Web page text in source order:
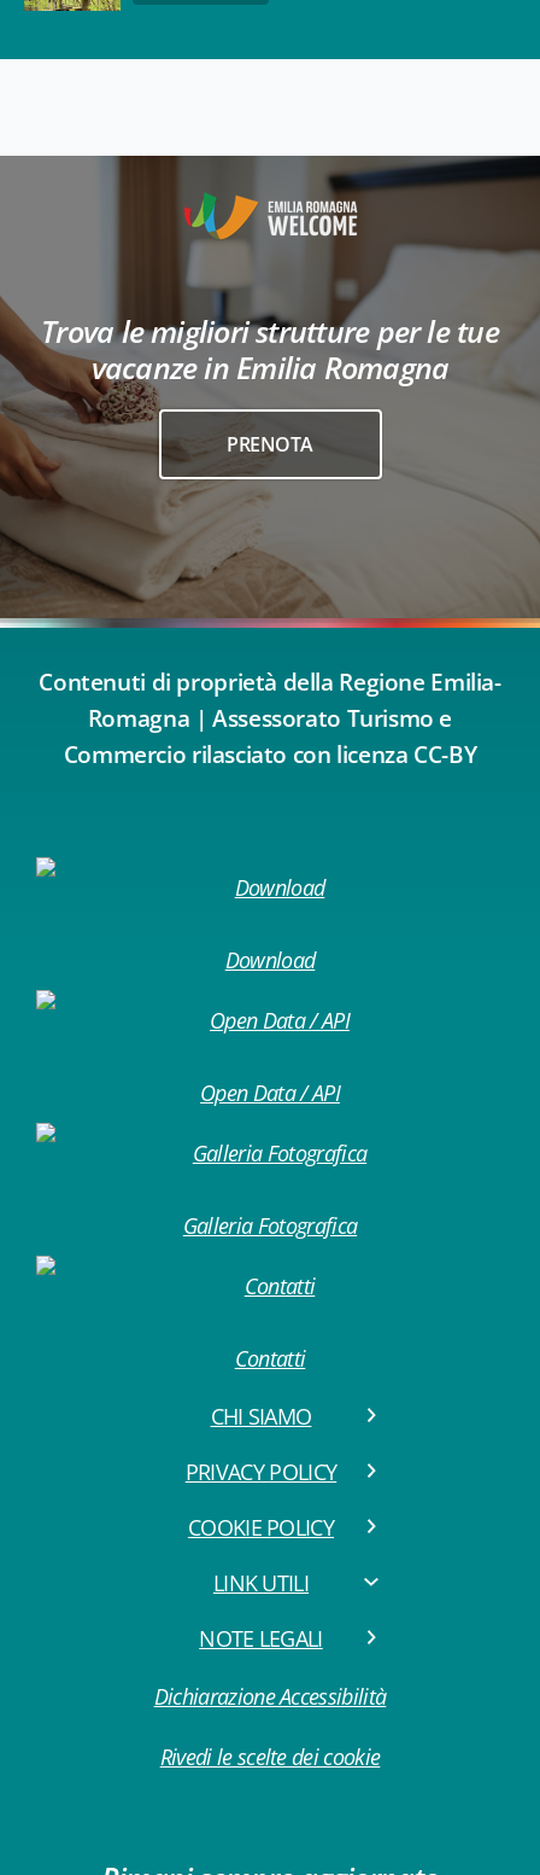
Trova le migliori strutture per le tue
vacanze in Emilia Romagna
PRENOTA
Contenuti di proprietà della Regione Emilia-
Romagna | Assessorato Turismo e
Commercio rilasciato con licenza CC-BY
Download
Open Data / API
Galleria Fotografica
Contatti
CHI SIAMO
PRIVACY POLICY
COOKIE POLICY
LINK UTILI
NOTE LEGALI
Dichiarazione Accessibilità
Rivedi le scelte dei cookie